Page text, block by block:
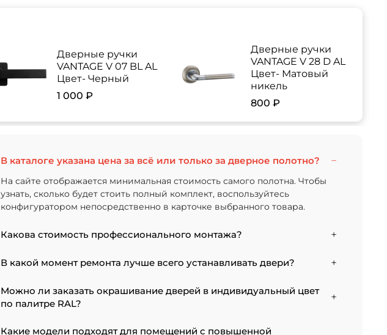
Дверные ручки
VANTAGE V 07 BL AL
Цвет- Черный
1 000 ₽
Дверные ручки
VANTAGE V 28 D AL
Цвет- Матовый
никель
800 ₽
В каталоге указана цена за всё или только за дверное полотно?
На сайте отображается минимальная стоимость самого полотна. Чтобы
узнать, сколько будет стоить полный комплект, воспользуйтесь
конфигуратором непосредственно в карточке выбранного товара.
Какова стоимость профессионального монтажа?
Минимальная цена за установку стандартной двери с покрытием
В какой момент ремонта лучше всего устанавливать двери?
покрытие. В противном случае из-за изменения уровня пола полотно
может не подойти по высоте, и его придется подрезать. Оптимально
Можно ли заказать окрашивание дверей в индивидуальный цвет
по палитре RAL?
Какие модели подходят для помещений с повышенной